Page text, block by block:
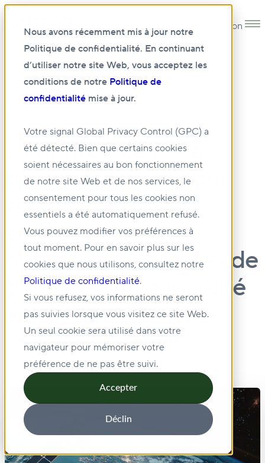
Nous avons récemment mis à jour notre
Politique de confidentialité. En continuant
d’utiliser notre site Web, vous acceptez les
conditions de notre Politique de
confidentialité mise à jour.
Votre signal Global Privacy Control (GPC) a
été détecté. Bien que certains cookies
soient nécessaires au bon fonctionnement
de notre site Web et de nos services, le
consentement pour tous les cookies non
essentiels a été automatiquement refusé.
Vous pouvez modifier vos préférences à
tout moment. Pour en savoir plus sur les
cookies que nous utilisons, consultez notre
Politique de confidentialité.
Si vous refusez, vos informations ne seront
pas suivies lorsque vous visitez ce site Web.
Un seul cookie sera utilisé dans votre
navigateur pour mémoriser votre
préférence de ne pas être suivi.
Accepter
Déclin
Open main navigation
L’importance de la
présence locale pour
sécuriser les
emplacements
optimaux de centres de
données sur le marché
européen